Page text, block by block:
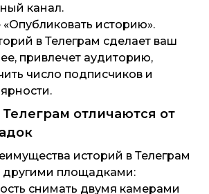
канал.
историю».
в Телеграм сделает ваш
привлечет аудиторию,
число подписчиков и
отличаются от
историй в Телеграм
другими площадками:
снимать двумя камерами